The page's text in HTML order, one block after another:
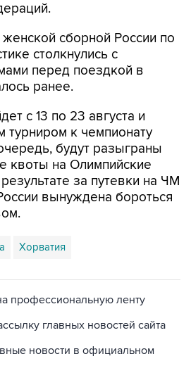
сборной России по
перед поездкой в
ранее.
с 13 по 23 августа и
будут разыграны
квоты на Олимпийские
за путевки на ЧМ
вынуждена бороться
Хорватия
главных новостей сайта
новости в официальном